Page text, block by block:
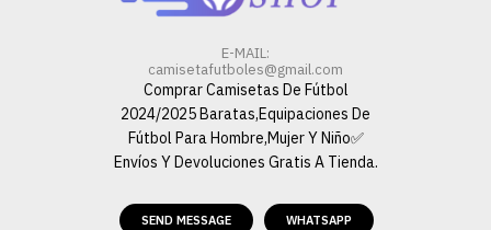
E-MAIL:
camisetafutboles@gmail.com
Comprar Camisetas De Fútbol
2024/2025 Baratas,Equipaciones De
Fútbol Para Hombre,Mujer Y Niño✅
Envíos Y Devoluciones Gratis A Tienda.
SEND MESSAGE WHATSAPP